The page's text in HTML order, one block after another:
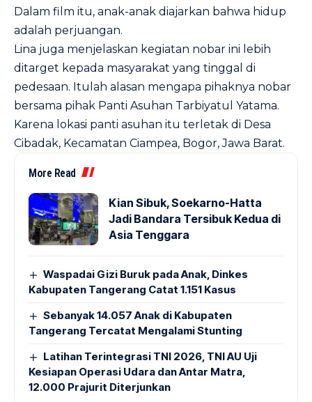
Dalam film itu, anak-anak diajarkan bahwa hidup
adalah perjuangan.
Lina juga menjelaskan kegiatan nobar ini lebih
ditarget kepada masyarakat yang tinggal di
pedesaan. Itulah alasan mengapa pihaknya nobar
bersama pihak Panti Asuhan Tarbiyatul Yatama.
Karena lokasi panti asuhan itu terletak di Desa
Cibadak, Kecamatan Ciampea, Bogor, Jawa Barat.
More Read
Kian Sibuk, Soekarno-Hatta
Jadi Bandara Tersibuk Kedua di
Asia Tenggara
Waspadai Gizi Buruk pada Anak, Dinkes
Kabupaten Tangerang Catat 1.151 Kasus
Sebanyak 14.057 Anak di Kabupaten
Tangerang Tercatat Mengalami Stunting
Latihan Terintegrasi TNI 2026, TNI AU Uji
Kesiapan Operasi Udara dan Antar Matra,
12.000 Prajurit Diterjunkan